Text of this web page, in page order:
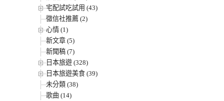
宅配試吃試用 (43)
徵信社推薦 (2)
心情 (1)
新文章 (5)
新聞稿 (7)
日本旅遊 (328)
日本旅遊美食 (39)
未分類 (38)
歌曲 (14)